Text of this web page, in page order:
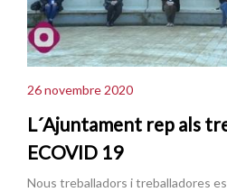
26 novembre 2020
L´Ajuntament rep als
ECOVID 19
Nous treballadors i treballadores